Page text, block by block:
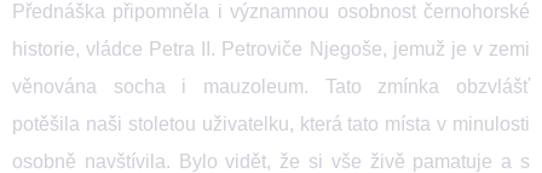
Přednáška připomněla i významnou osobnost černohorské
historie, vládce Petra II. Petroviče Njegoše, jemuž je v zemi
věnována socha i mauzoleum. Tato zmínka obzvlášť
potěšila naši stoletou uživatelku, která tato místa v minulosti
osobně navštívila. Bylo vidět, že si vše živě pamatuje a s